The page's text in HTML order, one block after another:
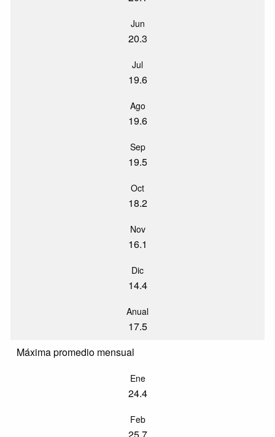
Jun
20.3
Jul
19.6
Ago
19.6
Sep
19.5
Oct
18.2
Nov
16.1
Dic
14.4
Anual
17.5
Máxima promedio mensual
Ene
24.4
Feb
25.7